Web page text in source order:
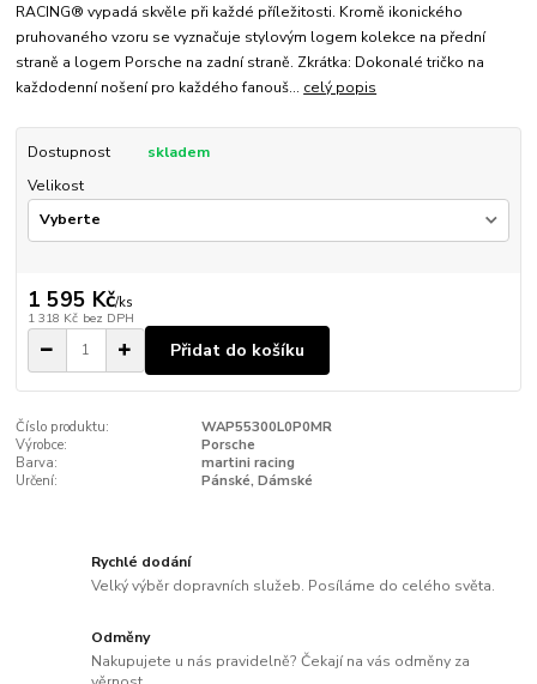
RACING® vypadá skvěle při každé příležitosti. Kromě ikonického
pruhovaného vzoru se vyznačuje stylovým logem kolekce na přední
straně a logem Porsche na zadní straně. Zkrátka: Dokonalé tričko na
každodenní nošení pro každého fanouš... celý popis
Dostupnost
skladem
Velikost
1 595 Kč/ks
1 318 Kč bez DPH
Přidat do košíku
Číslo produktu:
WAP55300L0P0MR
Výrobce:
Porsche
Barva:
martini racing
Určení:
Pánské, Dámské
Rychlé dodání
Velký výběr dopravních služeb. Posíláme do celého světa.
Odměny
Nakupujete u nás pravidelně? Čekají na vás odměny za